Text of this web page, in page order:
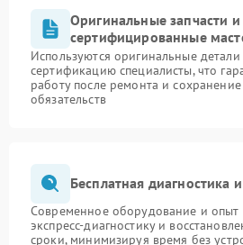
Оригинальные запчасти и
сертифицированные
Используются оригинальные
сертификацию специалисты, что
работу после ремонта и
обязательств
Бесплатная диагностика
Современное оборудование и опыт
экспресс-диагностику и
сроки, минимизируя время без